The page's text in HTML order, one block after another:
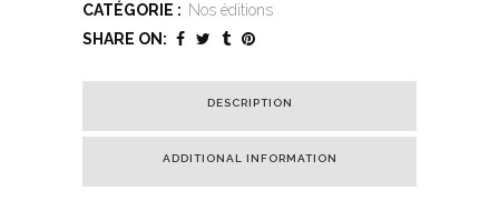
CATÉGORIE : Nos éditions
SHARE ON:
DESCRIPTION
ADDITIONAL INFORMATION